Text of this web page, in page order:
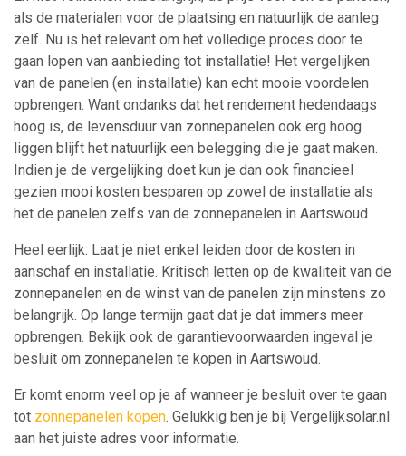
als de materialen voor de plaatsing en natuurlijk de aanleg
zelf. Nu is het relevant om het volledige proces door te
gaan lopen van aanbieding tot installatie! Het vergelijken
van de panelen (en installatie) kan echt mooie voordelen
opbrengen. Want ondanks dat het rendement hedendaags
hoog is, de levensduur van zonnepanelen ook erg hoog
liggen blijft het natuurlijk een belegging die je gaat maken.
Indien je de vergelijking doet kun je dan ook financieel
gezien mooi kosten besparen op zowel de installatie als
het de panelen zelfs van de zonnepanelen in Aartswoud
Heel eerlijk: Laat je niet enkel leiden door de kosten in
aanschaf en installatie. Kritisch letten op de kwaliteit van de
zonnepanelen en de winst van de panelen zijn minstens zo
belangrijk. Op lange termijn gaat dat je dat immers meer
opbrengen. Bekijk ook de garantievoorwaarden ingeval je
besluit om zonnepanelen te kopen in Aartswoud.
Er komt enorm veel op je af wanneer je besluit over te gaan
tot zonnepanelen kopen. Gelukkig ben je bij Vergelijksolar.nl
aan het juiste adres voor informatie.